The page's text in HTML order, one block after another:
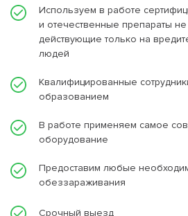
Используем в работе
и отечественные препараты
действующие только на
людей
Квалифицированные
образованием
В работе применяем самое
оборудование
Предоставим любые
обеззараживания
Срочный выезд